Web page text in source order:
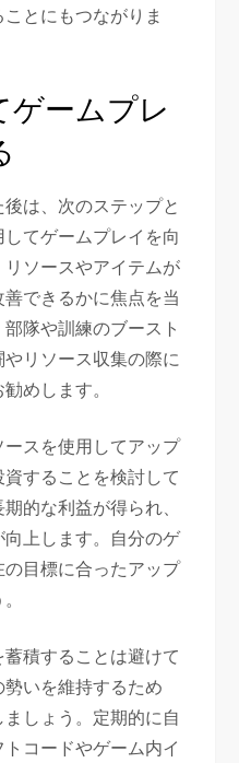
とにもつながりま
ゲームプレ
は、次のステップと
てゲームプレイを向
ソースやアイテムが
できるかに焦点を当
隊や訓練のブースト
リソース収集の際に
めします。
スを使用してアップ
することを検討して
的な利益が得られ、
上します。自分のゲ
目標に合ったアップ
積することは避けて
いを維持するため
しょう。定期的に自
コードやゲーム内イ